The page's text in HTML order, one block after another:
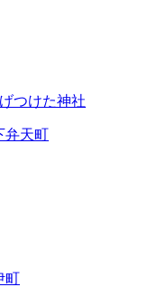
つけた神社
弁天町
町